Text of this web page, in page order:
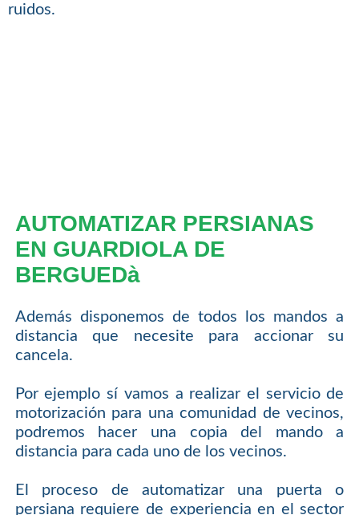
ruidos.
AUTOMATIZAR PERSIANAS
EN GUARDIOLA DE
BERGUEDà
Además disponemos de todos los mandos a
distancia que necesite para accionar su
cancela.
Por ejemplo sí vamos a realizar el servicio de
motorización para una comunidad de vecinos,
podremos hacer una copia del mando a
distancia para cada uno de los vecinos.
El proceso de automatizar una puerta o
persiana requiere de experiencia en el sector